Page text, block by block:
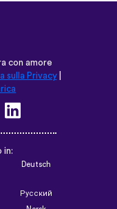
con amore
sulla Privacy|
in:
Deutsch
Русский